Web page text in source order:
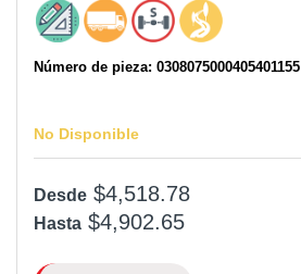
Número de pieza: 0308075000405401155
No Disponible
Desde $4,518.78
Hasta $4,902.65